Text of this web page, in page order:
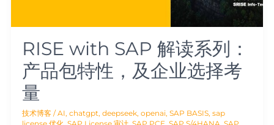
RISE with SAP 解读系列：
产品包特性，及企业选择考
量
技术博客 /AI,chatgpt,deepseek,openai,SAP BASIS,sap
及
业
择
考
量